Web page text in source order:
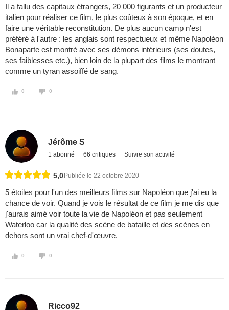
Il a fallu des capitaux étrangers, 20 000 figurants et un producteur
italien pour réaliser ce film, le plus coûteux à son époque, et en
faire une véritable reconstitution. De plus aucun camp n'est
préféré à l'autre : les anglais sont respectueux et même Napoléon
Bonaparte est montré avec ses démons intérieurs (ses doutes,
ses faiblesses etc.), bien loin de la plupart des films le montrant
comme un tyran assoiffé de sang.
0 0
Jérôme S
1 abonné 66 critiques Suivre son activité
5,0 Publiée le 22 octobre 2020
5 étoiles pour l'un des meilleurs films sur Napoléon que j'ai eu la
chance de voir. Quand je vois le résultat de ce film je me dis que
j'aurais aimé voir toute la vie de Napoléon et pas seulement
Waterloo car la qualité des scène de bataille et des scènes en
dehors sont un vrai chef-d'œuvre.
0 0
Ricco92